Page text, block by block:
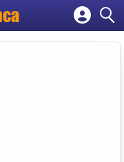
empresa